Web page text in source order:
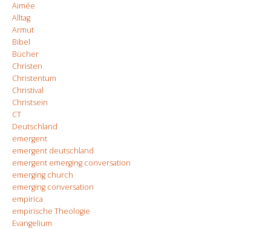
Aimée
Alltag
Armut
Bibel
Bücher
Christen
Christentum
Christival
Christsein
CT
Deutschland
emergent
emergent deutschland
emergent emerging conversation
emerging church
emerging conversation
empirica
empirische Theologie
Evangelium